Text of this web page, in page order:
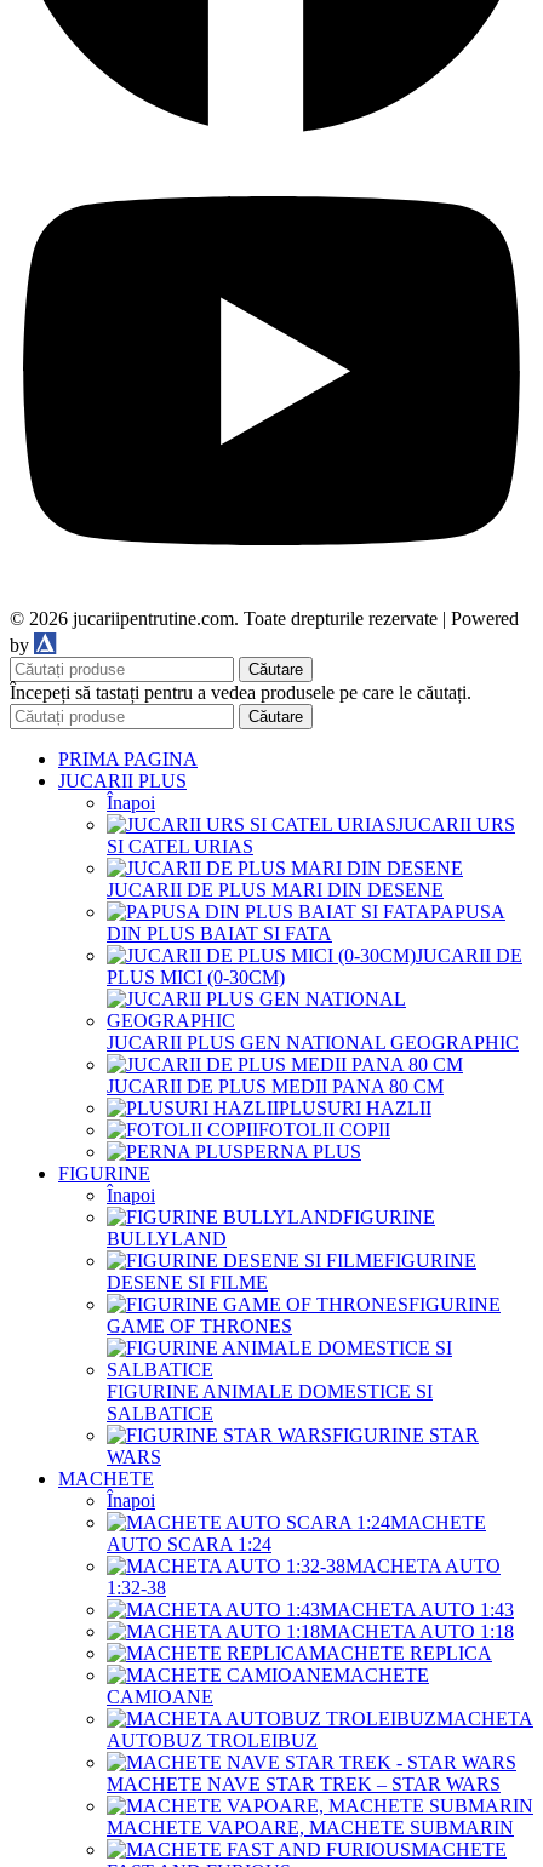
© 2026 jucariipentrutine.com. Toate drepturile rezervate | Powered
by
Căutare
Începeți să tastați pentru a vedea produsele pe care le căutați.
Căutare
PRIMA PAGINA
JUCARII PLUS
Înapoi
JUCARII URS
SI CATEL URIAS
JUCARII DE PLUS MARI DIN DESENE
PAPUSA
DIN PLUS BAIAT SI FATA
JUCARII DE
PLUS MICI (0-30CM)
JUCARII PLUS GEN NATIONAL GEOGRAPHIC
JUCARII DE PLUS MEDII PANA 80 CM
PLUSURI HAZLII
FOTOLII COPII
PERNA PLUS
FIGURINE
Înapoi
FIGURINE
BULLYLAND
FIGURINE
DESENE SI FILME
FIGURINE
GAME OF THRONES
FIGURINE ANIMALE DOMESTICE SI
SALBATICE
FIGURINE STAR
WARS
MACHETE
Înapoi
MACHETE
AUTO SCARA 1:24
MACHETA AUTO
1:32-38
MACHETA AUTO 1:43
MACHETA AUTO 1:18
MACHETE REPLICA
MACHETE
CAMIOANE
MACHETA
AUTOBUZ TROLEIBUZ
MACHETE NAVE STAR TREK – STAR WARS
MACHETE VAPOARE, MACHETE SUBMARIN
MACHETE